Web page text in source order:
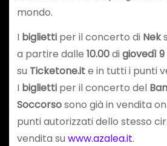
mondo.
I biglietti per il concerto di Nek
a partire dalle 10.00digiovedì 9
su Ticketone.ite in tutti i punti
I bigliettiper il concerto del
Soccorsosono già in vendita
punti autorizzati dello stesso
vendita su www.azalea.it.